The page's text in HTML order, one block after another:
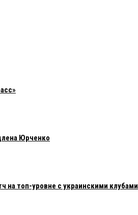
Юрченко
на топ-уровне с украинскими клубами